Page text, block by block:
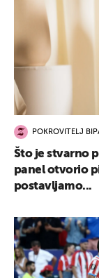
POKROVITELJ
Što je stvarno
panel otvorio
postavljamo...